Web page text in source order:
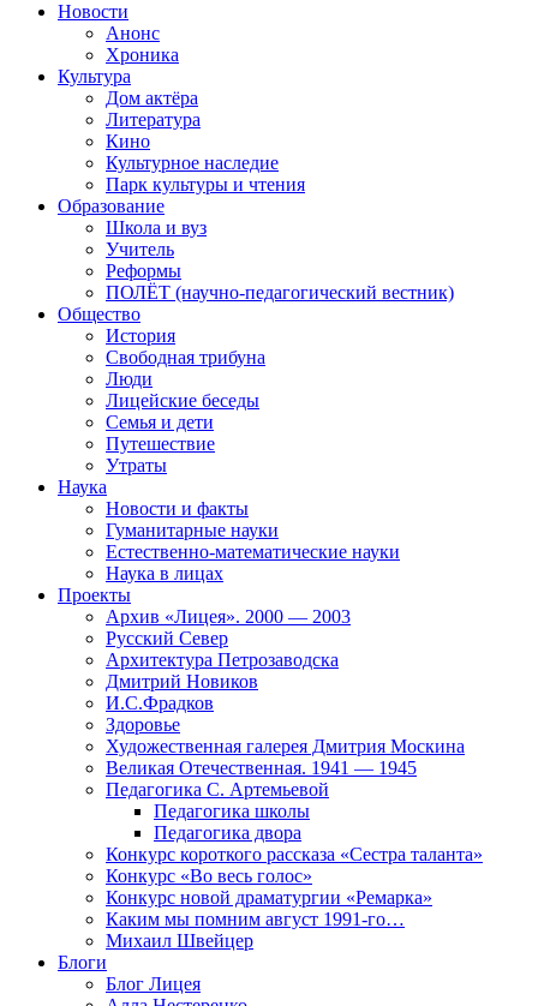
Новости
Анонс
Хроника
Культура
Дом актёра
Литература
Кино
Культурное наследие
Парк культуры и чтения
Образование
Школа и вуз
Учитель
Реформы
ПОЛЁТ (научно-педагогический вестник)
Общество
История
Свободная трибуна
Люди
Лицейские беседы
Семья и дети
Путешествие
Утраты
Наука
Новости и факты
Гуманитарные науки
Естественно-математические науки
Наука в лицах
Проекты
Архив «Лицея». 2000 — 2003
Русский Север
Архитектура Петрозаводска
Дмитрий Новиков
И.С.Фрадков
Здоровье
Художественная галерея Дмитрия Москина
Великая Отечественная. 1941 — 1945
Педагогика С. Артемьевой
Педагогика школы
Педагогика двора
Конкурс короткого рассказа «Сестра таланта»
Конкурс «Во весь голос»
Конкурс новой драматургии «Ремарка»
Каким мы помним август 1991-го…
Михаил Швейцер
Блоги
Блог Лицея